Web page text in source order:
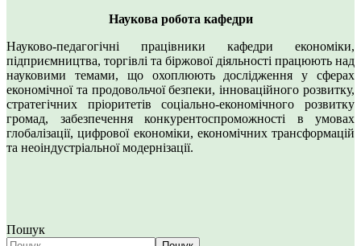
Наукова робота кафедри
Науково-педагогічні працівники кафедри економіки,
підприємництва, торгівлі та біржової діяльності працюють над
науковими темами, що охоплюють дослідження у сферах
економічної та продовольчої безпеки, інноваційного розвитку,
стратегічних пріоритетів соціально-економічного розвитку
громад, забезпечення конкурентоспроможності в умовах
глобалізації, цифрової економіки, економічних трансформацій
та неоіндустріальної модернізації.
Пошук